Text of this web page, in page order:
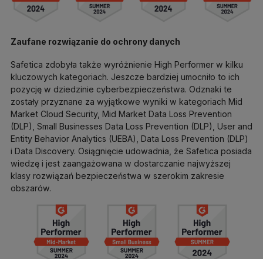
Zaufane rozwiązanie do ochrony danych
Safetica zdobyła także wyróżnienie High Performer w kilku
kluczowych kategoriach. Jeszcze bardziej umocniło to ich
pozycję w dziedzinie cyberbezpieczeństwa. Odznaki te
zostały przyznane za wyjątkowe wyniki w kategoriach Mid
Market Cloud Security, Mid Market Data Loss Prevention
(DLP), Small Businesses Data Loss Prevention (DLP), User and
Entity Behavior Analytics (UEBA), Data Loss Prevention (DLP)
i Data Discovery. Osiągnięcie udowadnia, że Safetica posiada
wiedzę i jest zaangażowana w dostarczanie najwyższej
klasy rozwiązań bezpieczeństwa w szerokim zakresie
obszarów.